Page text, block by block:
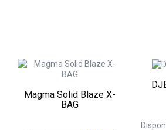
Magma Solid Blaze X-
BAG